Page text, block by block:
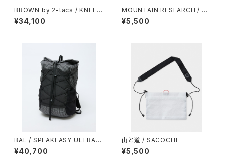
BROWN by 2-tacs / KNEE
TUCK PANTS（GRAY）
¥34,100
MOUNTAIN RESEARCH / SP
LATRAIL BANDANA
¥5,500
BAL / SPEAKEASY ULTRA G
RID LOAM & LANE PACK
¥40,700
山と道 / SACOCHE
¥5,500